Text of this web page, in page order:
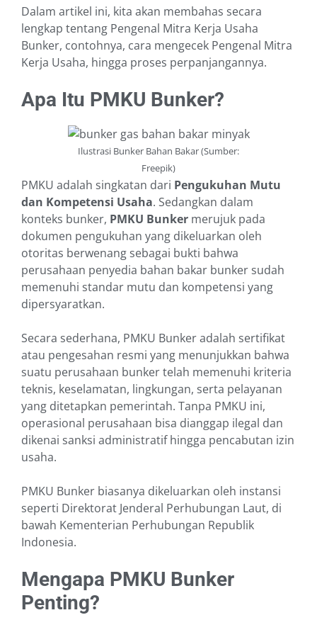
Dalam artikel ini, kita akan membahas secara
lengkap tentang Pengenal Mitra Kerja Usaha
Bunker, contohnya, cara mengecek Pengenal Mitra
Kerja Usaha, hingga proses perpanjangannya.
Apa Itu PMKU Bunker?
Ilustrasi Bunker Bahan Bakar (Sumber:
Freepik)
PMKU adalah singkatan dari Pengukuhan Mutu
dan Kompetensi Usaha. Sedangkan dalam
konteks bunker, PMKU Bunker merujuk pada
dokumen pengukuhan yang dikeluarkan oleh
otoritas berwenang sebagai bukti bahwa
perusahaan penyedia bahan bakar bunker sudah
memenuhi standar mutu dan kompetensi yang
dipersyaratkan.
Secara sederhana, PMKU Bunker adalah sertifikat
atau pengesahan resmi yang menunjukkan bahwa
suatu perusahaan bunker telah memenuhi kriteria
teknis, keselamatan, lingkungan, serta pelayanan
yang ditetapkan pemerintah. Tanpa PMKU ini,
operasional perusahaan bisa dianggap ilegal dan
dikenai sanksi administratif hingga pencabutan izin
usaha.
PMKU Bunker biasanya dikeluarkan oleh instansi
seperti Direktorat Jenderal Perhubungan Laut, di
bawah Kementerian Perhubungan Republik
Indonesia.
Mengapa PMKU Bunker
Penting?